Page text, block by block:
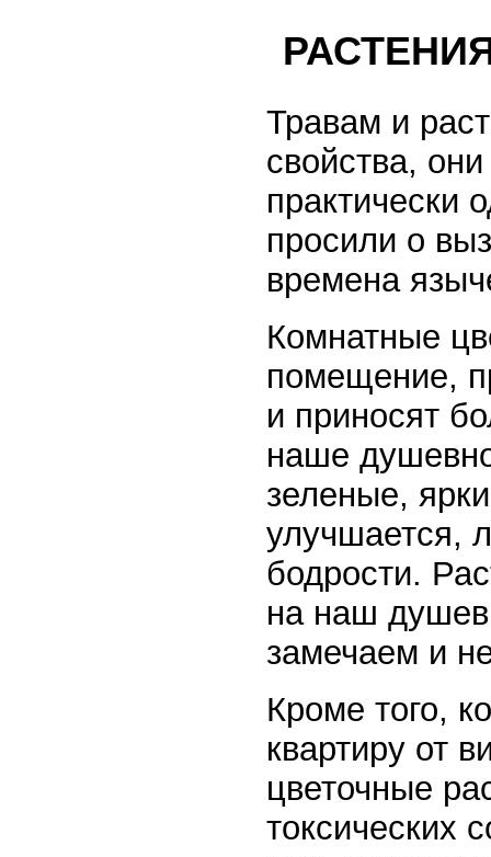
Травам и
свойства,
практически
просили о
времена
Комнатные
помещение,
и приносят
наше
зеленые,
улучшается,
бодрости.
на наш
замечаем и
Кроме того,
квартиру от
цветочные
токсических